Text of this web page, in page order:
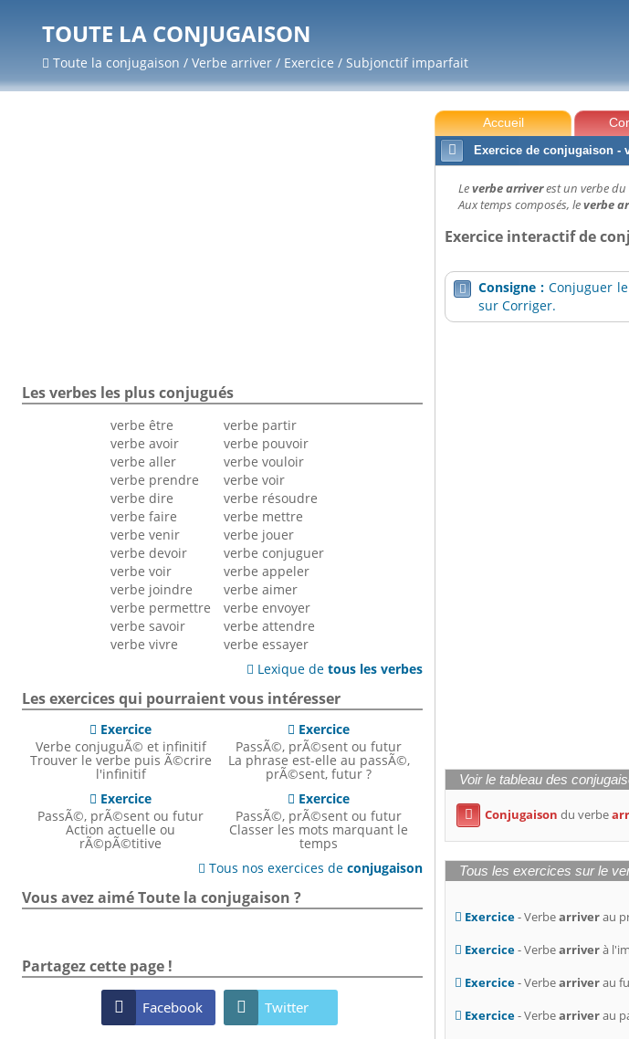
TOUTE LA CONJUGAISON
Toute la conjugaison / Verbe arriver / Exercice / Subjonctif imparfait
Accueil

Exercice de conjugaison -
Leverbe arriverest un verbe
Aux temps composés, leverbe
Exercice interactif de
 Consigne :Conjuguer
sur Corriger.
Voir le tableau des
 Conjugaison du verbe
Tous les exercices sur le
Exercice- Verbearriverau
Exercice- Verbearriverà
Exercice- Verbearriverau
Exercice- Verbearriverau
Les verbes les plus conjugués
verbe être
verbe avoir
verbe aller
verbe prendre
verbe dire
verbe faire
verbe venir
verbe devoir
verbe voir
verbe joindre
verbe permettre
verbe savoir
verbe vivre
verbe partir
verbe pouvoir
verbe vouloir
verbe voir
verbe résoudre
verbe mettre
verbe jouer
verbe conjuguer
verbe appeler
verbe aimer
verbe envoyer
verbe attendre
verbe essayer
 Lexique detous les verbes
Les exercices qui pourraient vous intéresser
 Exercice
Verbe conjuguÃ© et infinitif
Trouver le verbe puis Ã©crire
l'infinitif
 Exercice
PassÃ©, prÃ©sent ou futur
La phrase est-elle au passÃ©,
prÃ©sent, futur ?
 Exercice
PassÃ©, prÃ©sent ou futur
Action actuelle ou
rÃ©pÃ©titive
 Exercice
PassÃ©, prÃ©sent ou futur
Classer les mots marquant le
temps
 Tous nos exercices deconjugaison
Vous avez aimé Toute la conjugaison ?
Partagez cette page !
 Facebook  Twitter